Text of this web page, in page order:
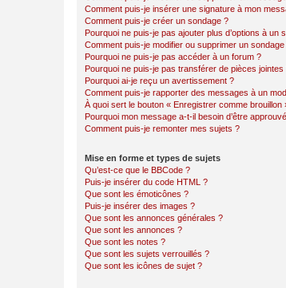
Comment puis-je insérer une signature à mon
Comment puis-je créer un sondage ?
Pourquoi ne puis-je pas ajouter plus d’options à un
Comment puis-je modifier ou supprimer un sondage
Pourquoi ne puis-je pas accéder à un forum ?
Pourquoi ne puis-je pas transférer de pièces jointes
Pourquoi ai-je reçu un avertissement ?
Comment puis-je rapporter des messages à un
À quoi sert le bouton « Enregistrer comme brouillon
Pourquoi mon message a-t-il besoin d’être
Comment puis-je remonter mes sujets ?
Mise en forme et types de sujets
Qu’est-ce que le BBCode ?
Puis-je insérer du code HTML ?
Que sont les émoticônes ?
Puis-je insérer des images ?
Que sont les annonces générales ?
Que sont les annonces ?
Que sont les notes ?
Que sont les sujets verrouillés ?
Que sont les icônes de sujet ?